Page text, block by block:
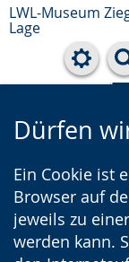
LWL-Museum
Lage
Dürfen
Ein Cookie ist
Browser auf
jeweils zu
werden kann.